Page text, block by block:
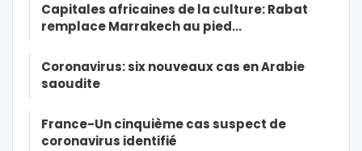
Capitales africaines de la culture: Rabat
remplace Marrakech au pied…
Coronavirus: six nouveaux cas en Arabie
saoudite
France-Un cinquième cas suspect de
coronavirus identifié